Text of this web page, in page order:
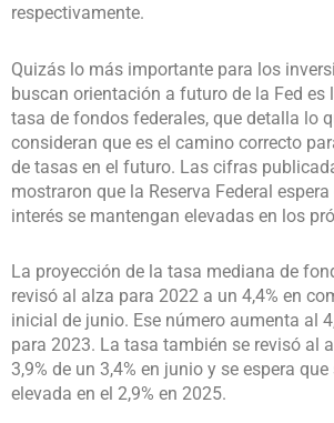
respectivamente.
Quizás lo más importante para los
buscan orientación a futuro de la Fed es
tasa de fondos federales, que detalla lo
consideran que es el camino correcto
de tasas en el futuro. Las cifras
mostraron que la Reserva Federal
interés se mantengan elevadas en los
La proyección de la tasa mediana de
revisó al alza para 2022 a un 4,4% en
inicial de junio. Ese número aumenta al
para 2023. La tasa también se revisó al
3,9% de un 3,4% en junio y se espera
elevada en el 2,9% en 2025.